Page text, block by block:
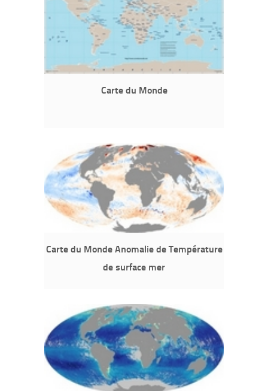
Carte du Monde
Carte du Monde Anomalie de Température
de surface mer